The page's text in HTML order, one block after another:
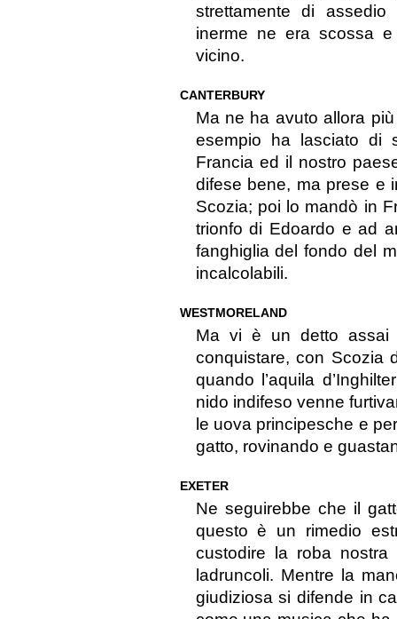
strettamente di assedio
inerme ne era scossa
vicino.
CANTERBURY
Ma ne ha avuto allora
esempio ha lasciato di
Francia ed il nostro
difese bene, ma prese e
Scozia; poi lo mandò in
trionfo di Edoardo e ad
fanghiglia del fondo del
incalcolabili.
WESTMORELAND
Ma vi è un detto assai
conquistare, con Scozia
quando l’aquila
nido indifeso venne
le uova principesche e
gatto, rovinando e
EXETER
Ne seguirebbe che il
questo è un rimedio
custodire la roba
ladruncoli. Mentre la
giudiziosa si difende in